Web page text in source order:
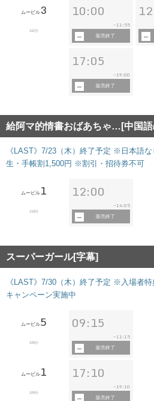
ムービル 3
102分
10:00
~ 11:55
販売終了
17:05
~ 19:00
販売終了
給阿マ的情書おばあちゃ…[中国語
《LAST》7/23（木）終了予定 ※日本語
生・手帳割1,500円 ※割引・招待券不可
ムービル 1
118分
12:00
~14:05
販売終了
スーパーガール[字幕]
《LAST》7/30（木）終了予定 ※入場者
キャンペーン実施中
ムービル5
109分
09:15
~11:15
販売終了
ムービル 1
109分
17:10
~19:10
販売終了